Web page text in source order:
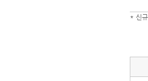
* 신